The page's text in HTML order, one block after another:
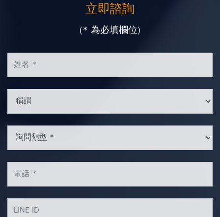
立即諮詢
(* 為必填欄位)